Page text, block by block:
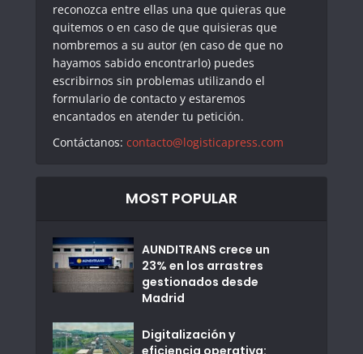
reconozca entre ellas una que quieras que
quitemos o en caso de que quisieras que
nombremos a su autor (en caso de que no
hayamos sabido encontrarlo) puedes
escribirnos sin problemas utilizando el
formulario de contacto y estaremos
encantados en atender tu petición.
Contáctanos: contacto@logisticapress.com
MOST POPULAR
AUNDITRANS crece un
23% en los arrastres
gestionados desde
Madrid
Digitalización y
eficiencia operativa: